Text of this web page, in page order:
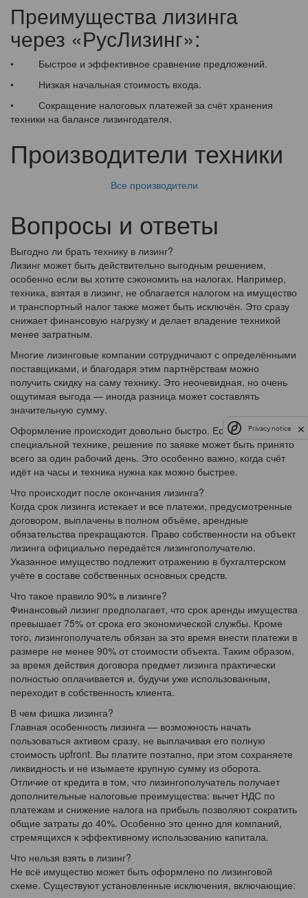
Преимущества лизинга
через «РусЛизинг»:
• Быстрое и эффективное сравнение предложений.
• Низкая начальная стоимость входа.
• Сокращение налоговых платежей за счёт хранения
техники на балансе лизингодателя.
Производители техники
Все производители
Вопросы и ответы
Выгодно ли брать технику в лизинг?
Лизинг может быть действительно выгодным решением,
особенно если вы хотите сэкономить на налогах. Например,
техника, взятая в лизинг, не облагается налогом на имущество
и транспортный налог также может быть исключён. Это сразу
снижает финансовую нагрузку и делает владение техникой
менее затратным.
Многие лизинговые компании сотрудничают с определёнными
поставщиками, и благодаря этим партнёрствам можно
получить скидку на саму технику. Это неочевидная, но очень
ощутимая выгода — иногда разница может составлять
значительную сумму.
Оформление происходит довольно быстро. Если речь идёт о
специальной технике, решение по заявке может быть принято
всего за один рабочий день. Это особенно важно, когда счёт
идёт на часы и техника нужна как можно быстрее.
Что происходит после окончания лизинга?
Когда срок лизинга истекает и все платежи, предусмотренные
договором, выплачены в полном объёме, арендные
обязательства прекращаются. Право собственности на объект
лизинга официально передаётся лизингополучателю.
Указанное имущество подлежит отражению в бухгалтерском
учёте в составе собственных основных средств.
Что такое правило 90% в лизинге?
Финансовый лизинг предполагает, что срок аренды имущества
превышает 75% от срока его экономической службы. Кроме
того, лизингополучатель обязан за это время внести платежи в
размере не менее 90% от стоимости объекта. Таким образом,
за время действия договора предмет лизинга практически
полностью оплачивается и, будучи уже использованным,
переходит в собственность клиента.
В чем фишка лизинга?
Главная особенность лизинга — возможность начать
пользоваться активом сразу, не выплачивая его полную
стоимость upfront. Вы платите поэтапно, при этом сохраняете
ликвидность и не изымаете крупную сумму из оборота.
Отличие от кредита в том, что лизингополучатель получает
дополнительные налоговые преимущества: вычет НДС по
платежам и снижение налога на прибыль позволяют сократить
общие затраты до 40%. Особенно это ценно для компаний,
стремящихся к эффективному использованию капитала.
Что нельзя взять в лизинг?
Не всё имущество может быть оформлено по лизинговой
схеме. Существуют установленные исключения, включающие:
Privacy notice